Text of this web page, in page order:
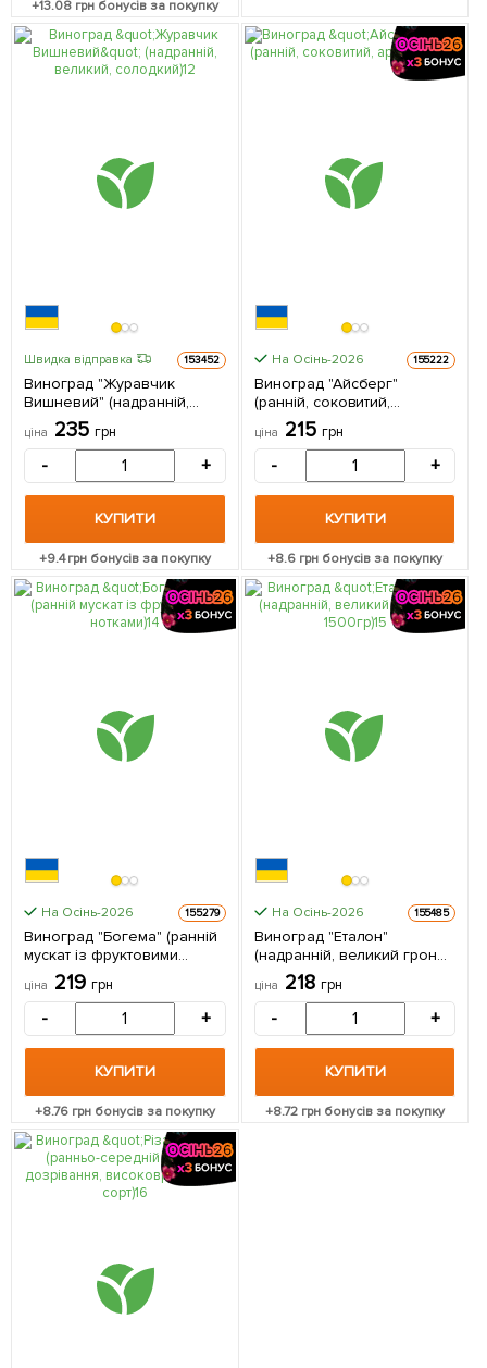
+13.08грн бонусів за покупку
Швидка відправка 153452
Виноград "Журавчик
Вишневий" (надранній,
великий, солодкий) 1
саджанець в упаковці
ціна 235 грн
- +
КУПИТИ
+9.4грн бонусів за покупку
На Осінь-2026 155222
Виноград "Айсберг"
(ранній, соковитий,
ароматний) 1 саджанець в
упаковці
ціна 215 грн
- +
КУПИТИ
+8.6 грн бонусів за покупку
На Осінь-2026 155279
Виноград "Богема" (ранній
мускат із фруктовими
нотками) 1 саджанець в
упаковці
ціна 219 грн
- +
КУПИТИ
+8.76 грн бонусів за покупку
На Осінь-2026 155485
Виноград "Еталон"
(надранній, великий гроно
до 1500гр) 1 саджанець в
упаковці
ціна 218 грн
- +
КУПИТИ
+8.72 грн бонусів за покупку